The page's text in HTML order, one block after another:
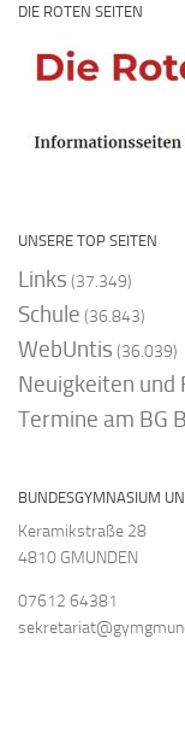
DIE ROTEN SEITEN
UNSERE TOP SEITEN
Links (37.349)
Schule (36.843)
WebUntis (36.039)
Neuigkeiten und
Termine am BG
BUNDESGYMNASIUM
Keramikstraße 28
4810 GMUNDEN
07612 64381